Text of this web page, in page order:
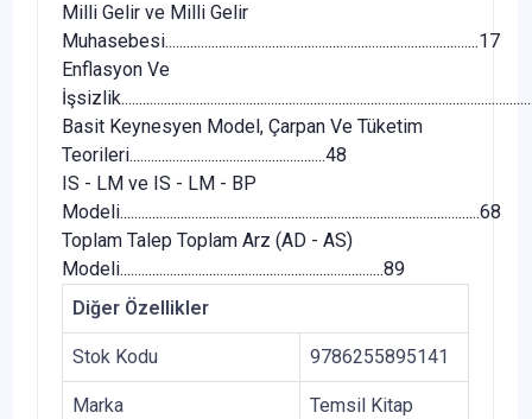
Milli Gelir ve Milli Gelir
Muhasebesi........................................................................................17
Enflasyon Ve
Basit Keynesyen Model, Çarpan Ve Tüketim
Teorileri.......................................................48
IS - LM ve IS - LM - BP
Modeli.....................................................................................................68
Toplam Talep Toplam Arz (AD - AS)
Modeli..........................................................................89
Diğer Özellikler
Stok Kodu 9786255895141
Marka
Temsil Kitap